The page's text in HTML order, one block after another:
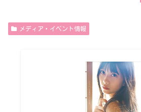
メディア・イベント情報